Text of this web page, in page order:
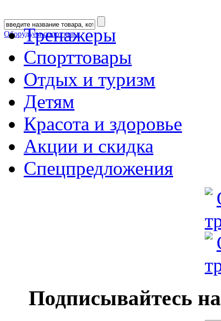
Оборудуем спортзалы
Тренажеры
Спорттовары
Отдых и туризм
Детям
Красота и здоровье
Акции и скидка
Спецпредложения
Подписывайтесь